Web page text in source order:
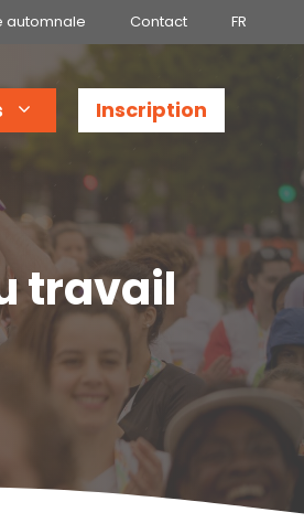
automnale Contact FR
Inscription
travail